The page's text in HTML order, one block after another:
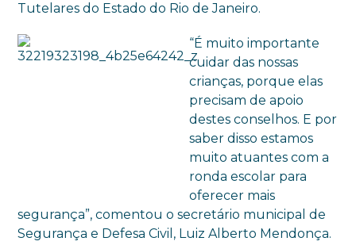
Tutelares do Estado do Rio de Janeiro.
“É muito importante
cuidar das nossas
crianças, porque elas
precisam de apoio
destes conselhos. E por
saber disso estamos
muito atuantes com a
ronda escolar para
oferecer mais
segurança”, comentou o secretário municipal de
Segurança e Defesa Civil, Luiz Alberto Mendonça.